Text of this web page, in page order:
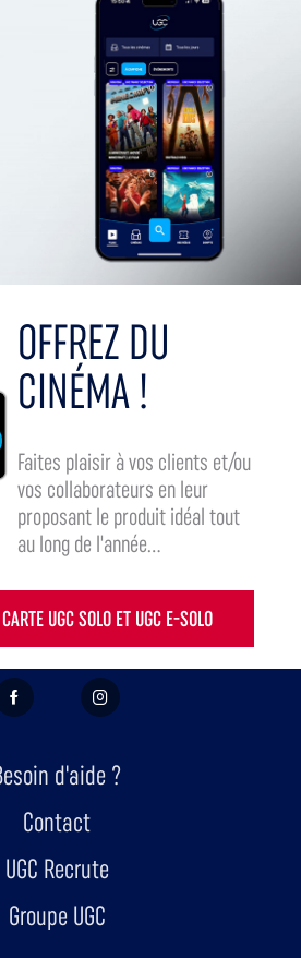
OFFREZ DU
CINÉMA !
Faites plaisir à vos clients et/ou
vos collaborateurs en leur
proposant le produit idéal tout
au long de l'année...
UGC SOLO ET UGC E-SOLO
FACEBOOK INSTAGRAM
d'aide ?
Contact
UGC Recrute
Groupe UGC